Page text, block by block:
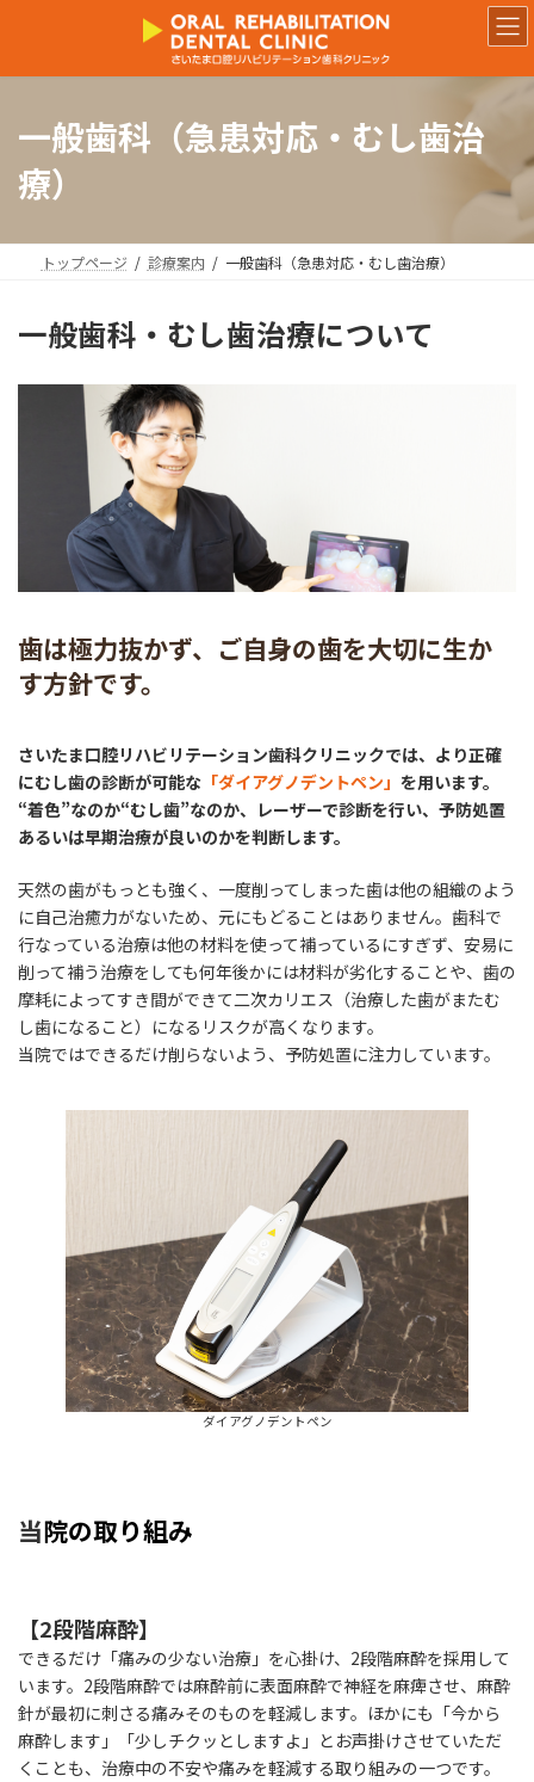
ン
ー
一般歯科（急患対応・むし歯治
療）
トップページ 診療案内 一般歯科（急患対応・むし歯治療）
一般歯科・むし歯治療について
歯は極力抜かず、ご自身の歯を大切に生か
す方針です。
さいたま口腔リハビリテーション歯科クリニックでは、より正確
にむし歯の診断が可能な 「ダイアグノデントペン」 を用います。
“着色”なのか“むし歯”なのか、レーザーで診断を行い、予防処置
あるいは早期治療が良いのかを判断します。
天然の歯がもっとも強く、一度削ってしまった歯は他の組織のよう
に自己治癒力がないため、元にもどることはありません。歯科で
行なっている治療は他の材料を使って補っているにすぎず、安易に
削って補う治療をしても何年後かには材料が劣化することや、歯の
摩耗によってすき間ができて二次カリエス（治療した歯がまたむ
し歯になること）になるリスクが高くなります。
当院ではできるだけ削らないよう、予防処置に注力しています。
ダイアグノデントペン
当院の取り組み
【2段階麻酔】
できるだけ「痛みの少ない治療」を心掛け、2段階麻酔を採用して
います。2段階麻酔では麻酔前に表面麻酔で神経を麻痺させ、麻酔
針が最初に刺さる痛みそのものを軽減します。ほかにも「今から
麻酔します」「少しチクッとしますよ」とお声掛けさせていただ
くことも、治療中の不安や痛みを軽減する取り組みの一つです。